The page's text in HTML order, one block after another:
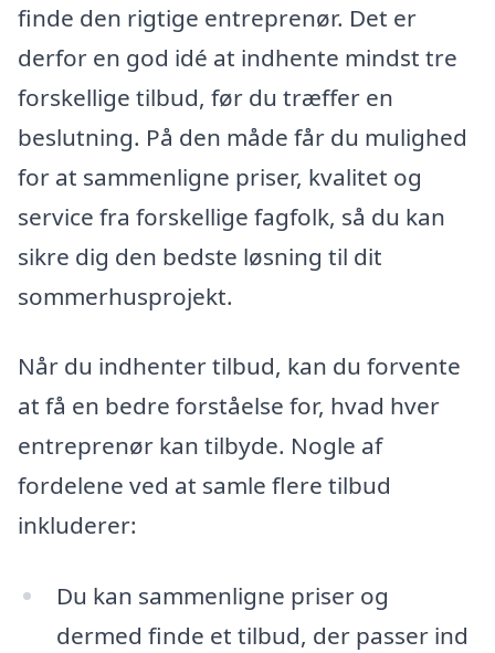
finde den rigtige entreprenør. Det er
derfor en god idé at indhente mindst tre
forskellige tilbud, før du træffer en
beslutning. På den måde får du mulighed
for at sammenligne priser, kvalitet og
service fra forskellige fagfolk, så du kan
sikre dig den bedste løsning til dit
sommerhusprojekt.
Når du indhenter tilbud, kan du forvente
at få en bedre forståelse for, hvad hver
entreprenør kan tilbyde. Nogle af
fordelene ved at samle flere tilbud
inkluderer:
Du kan sammenligne priser og
dermed finde et tilbud, der passer ind